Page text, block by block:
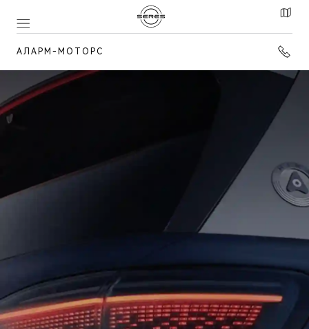
АЛАРМ-МОТОРС